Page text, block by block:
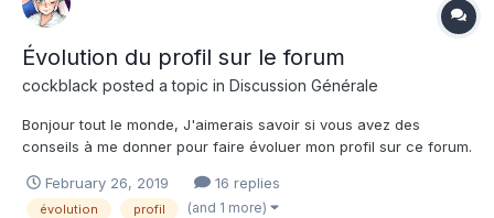
Évolution du profil sur le forum
cockblack posted a topic in Discussion Générale
Bonjour tout le monde, J'aimerais savoir si vous avez des
conseils à me donner pour faire évoluer mon profil sur ce forum.
d'avance pour vos aides et réponses. 😉
February 26, 2019 16 replies
évolution profil (and 1 more)